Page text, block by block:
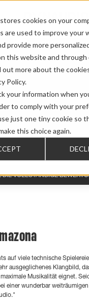
cookies on your
are used to improve your
provide more
this website and
out more about the
Policy.
your information when
to comply with your
just one tiny cookie so
this choice again.
Bm 15a
DIE VOLLSTÄNDIGE
auf viele technische
ausgeglichenes Klangbild,
Musikalität eignet.
einer wunderbar